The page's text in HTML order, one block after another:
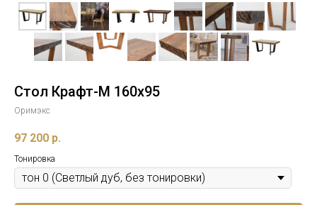
Стол Крафт-М 160х95
Оримэкс
97 200 р.
Тонировка